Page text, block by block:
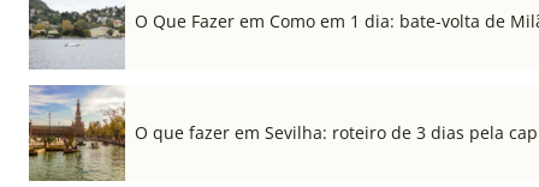
O Que Fazer em Como em 1 dia: bate-volta de
O que fazer em Sevilha: roteiro de 3 dias pela